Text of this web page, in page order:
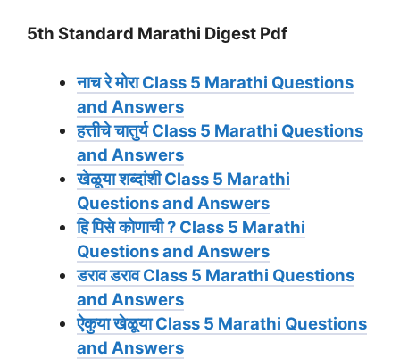
5th Standard Marathi Digest Pdf
नाच रे मोरा Class 5 Marathi Questions
and Answers
हत्तीचे चातुर्य Class 5 Marathi Questions
and Answers
खेळूया शब्दांशी Class 5 Marathi
Questions and Answers
हि पिसे कोणाची ? Class 5 Marathi
Questions and Answers
डराव डराव Class 5 Marathi Questions
and Answers
ऐकुया खेळूया Class 5 Marathi Questions
and Answers